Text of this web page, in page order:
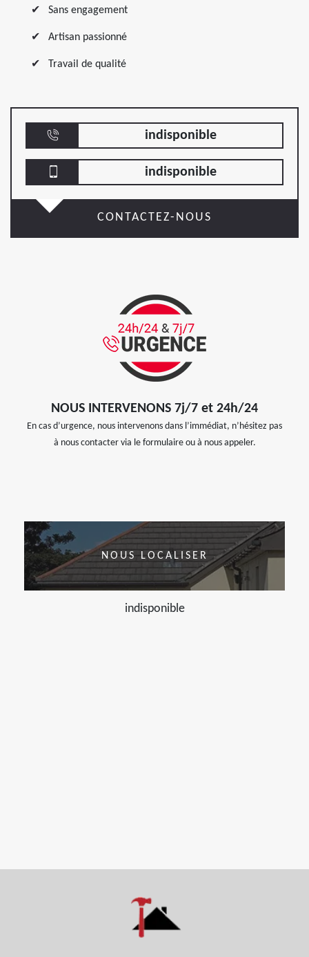
Sans engagement
Artisan passionné
Travail de qualité
indisponible
indisponible
CONTACTEZ-NOUS
NOUS INTERVENONS 7j/7 et 24h/24
En cas d’urgence, nous intervenons dans l’immédiat, n’hésitez pas
à nous contacter via le formulaire ou à nous appeler.
NOUS LOCALISER
indisponible